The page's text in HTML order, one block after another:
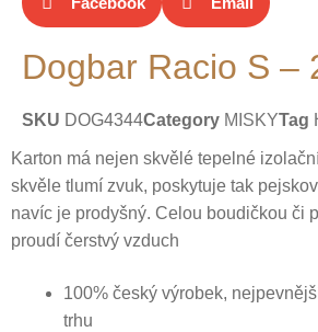
Dogbar Racio S –
SKU DOG4344Category MISKYTag
Karton má nejen skvělé tepelné
skvěle tlumí zvuk, poskytuje tak
navíc je prodyšný. Celou boudičkou či
proudí čerstvý vzduch
100% český výrobek,
trhu